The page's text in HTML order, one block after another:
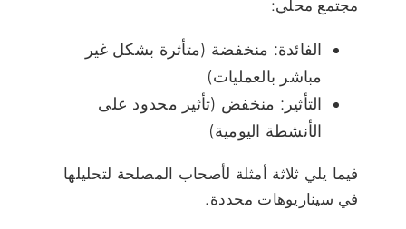
مجتمع محلي:
الفائدة: منخفضة (متأثرة بشكل غير
مباشر بالعمليات)
التأثير: منخفض (تأثير محدود على
الأنشطة اليومية)
فيما يلي ثلاثة أمثلة لأصحاب المصلحة لتحليلها
في سيناريوهات محددة.